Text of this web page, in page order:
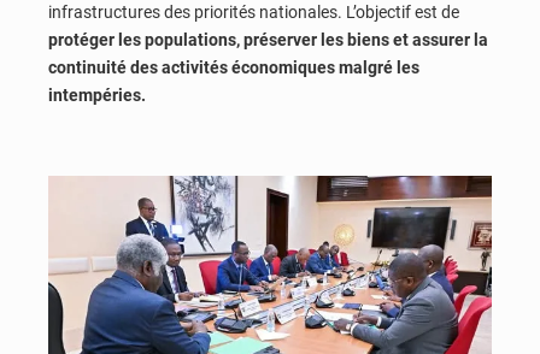
infrastructures des priorités nationales. L’objectif est de
protéger les populations, préserver les biens et assurer la
continuité des activités économiques malgré les
intempéries.